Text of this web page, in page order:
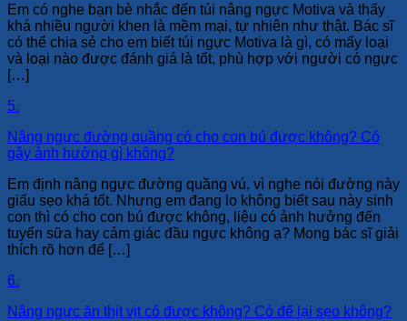
Em có nghe bạn bè nhắc đến túi nâng ngực Motiva và thấy
khá nhiều người khen là mềm mại, tự nhiên như thật. Bác sĩ
có thể chia sẻ cho em biết túi ngực Motiva là gì, có mấy loại
và loại nào được đánh giá là tốt, phù hợp với người có ngực
[…]
5.
Nâng ngực đường quầng có cho con bú được không? Có
gây ảnh hưởng gì không?
Em định nâng ngực đường quầng vú, vì nghe nói đường này
giấu sẹo khá tốt. Nhưng em đang lo không biết sau này sinh
con thì có cho con bú được không, liệu có ảnh hưởng đến
tuyến sữa hay cảm giác đầu ngực không ạ? Mong bác sĩ giải
thích rõ hơn để […]
6.
Nâng ngực ăn thịt vịt có được không? Có để lại sẹo không?